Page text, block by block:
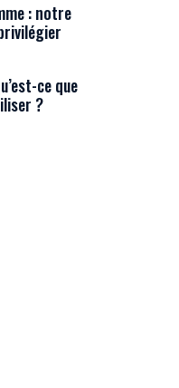
: notre
ce que
?